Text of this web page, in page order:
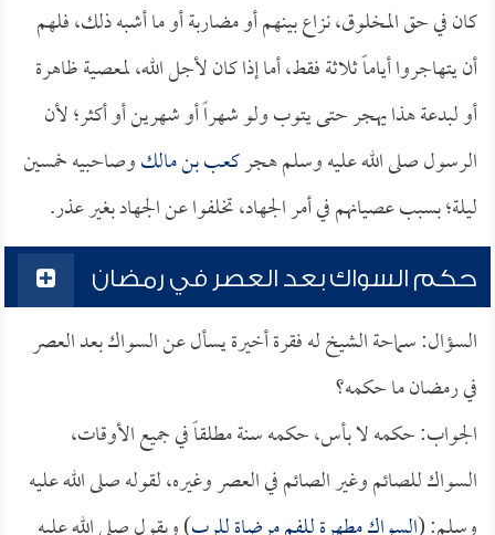
كان في حق المخلوق، نزاع بينهم أو مضاربة أو ما أشبه ذلك، فلهم
أن يتهاجروا أياماً ثلاثة فقط، أما إذا كان لأجل الله، لمعصية ظاهرة
أو لبدعة هذا يهجر حتى يتوب ولو شهراً أو شهرين أو أكثر؛ لأن
الرسول صلى الله عليه وسلم هجركعب بن مالكوصاحبيه خمسين
ليلة؛ بسبب عصيانهم في أمر الجهاد، تخلفوا عن الجهاد بغير عذر.
حكم السواك بعد العصر في رمضان
السؤال: سماحة الشيخ له فقرة أخيرة يسأل عن السواك بعد العصر
في رمضان ما حكمه؟
الجواب: حكمه لا بأس، حكمه سنة مطلقاً في جميع الأوقات،
السواك للصائم وغير الصائم في العصر وغيره، لقوله صلى الله عليه